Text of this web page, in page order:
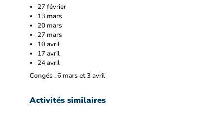
27 février
13 mars
20 mars
27 mars
10 avril
17 avril
24 avril
Congés : 6 mars et 3 avril
Activités similaires